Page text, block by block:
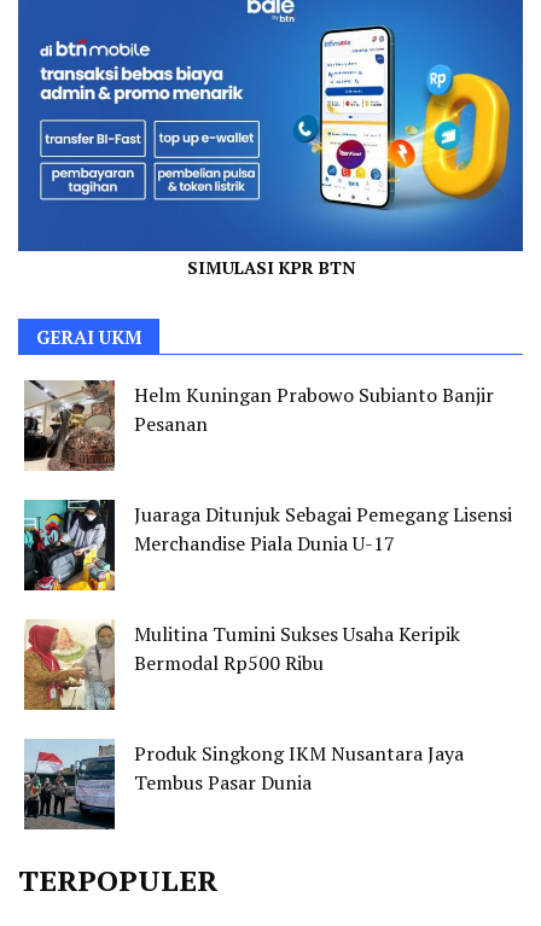
SIMULASI KPR BTN
GERAI UKM
Helm Kuningan Prabowo Subianto Banjir
Pesanan
Juaraga Ditunjuk Sebagai Pemegang Lisensi
Merchandise Piala Dunia U-17
Mulitina Tumini Sukses Usaha Keripik
Bermodal Rp500 Ribu
Produk Singkong IKM Nusantara Jaya
Tembus Pasar Dunia
TERPOPULER